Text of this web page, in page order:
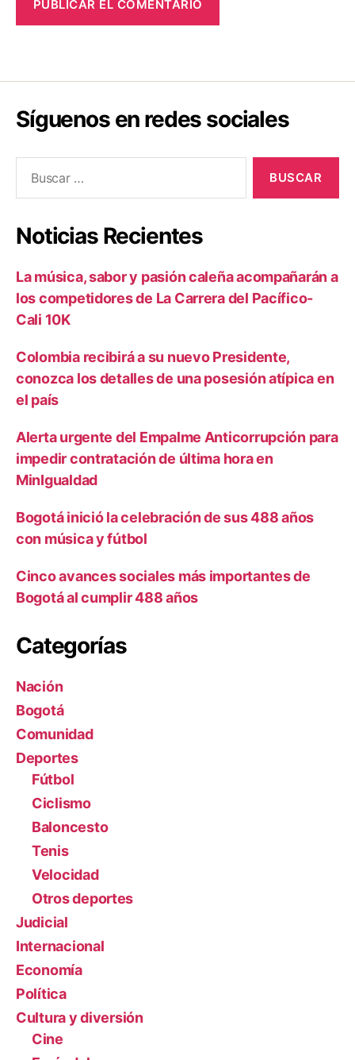
Síguenos en redes sociales
Noticias Recientes
La música, sabor y pasión caleña acompañarán a
los competidores de La Carrera del Pacífico-
Cali 10K
Colombia recibirá a su nuevo Presidente,
conozca los detalles de una posesión atípica en
el país
Alerta urgente del Empalme Anticorrupción para
impedir contratación de última hora en
MinIgualdad
Bogotá inició la celebración de sus 488 años
con música y fútbol
Cinco avances sociales más importantes de
Bogotá al cumplir 488 años
Categorías
Nación
Bogotá
Comunidad
Deportes
Fútbol
Ciclismo
Baloncesto
Tenis
Velocidad
Otros deportes
Judicial
Internacional
Economía
Política
Cultura y diversión
Cine